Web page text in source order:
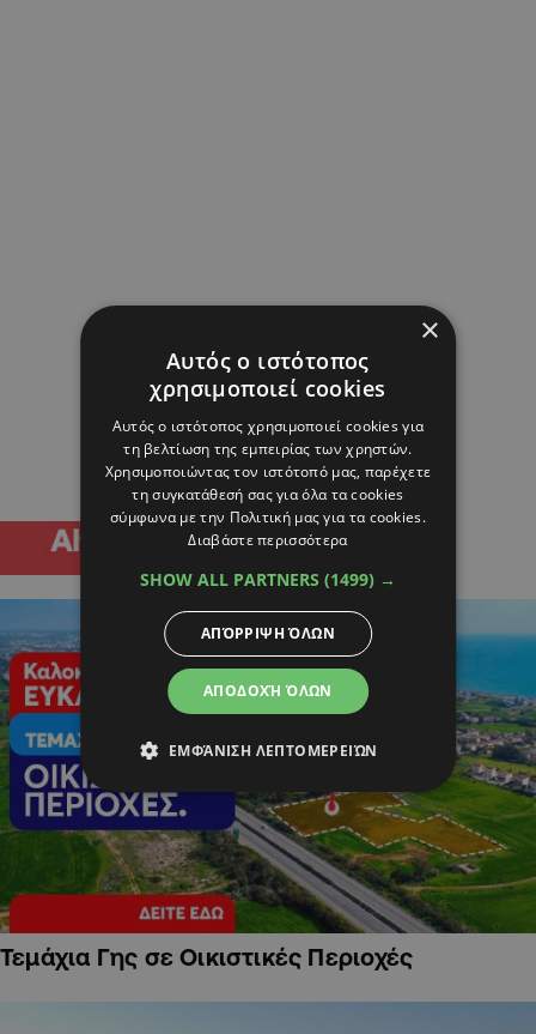
Τεμάχια Γης σε Οικιστικές Περιοχές
×
Αυτός ο ιστότοπος
χρησιμοποιεί cookies
Αυτός ο ιστότοπος χρησιμοποιεί cookies για
τη βελτίωση της εμπειρίας των χρηστών.
Χρησιμοποιώντας τον ιστότοπό μας, παρέχετε
τη συγκατάθεσή σας για όλα τα cookies
σύμφωνα με την Πολιτική μας για τα cookies.
Διαβάστε περισσότερα
SHOW ALL PARTNERS (1499) →
ΑΠΟΔΟΧΉ ΌΛΩΝ
ΑΠΌΡΡΙΨΗ ΌΛΩΝ
ΕΜΦΆΝΙΣΗ ΛΕΠΤΟΜΕΡΕΙΏΝ